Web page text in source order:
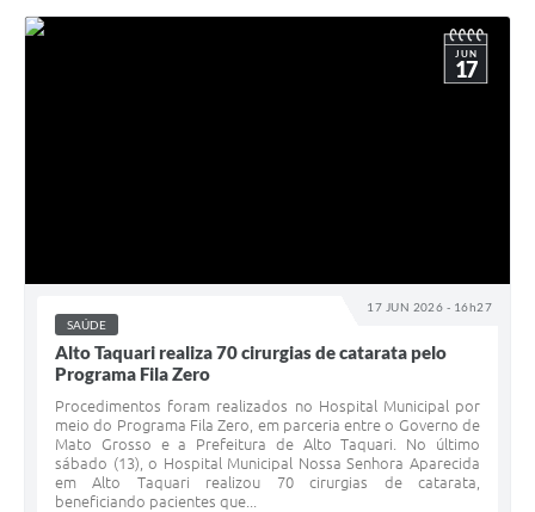
17 JUN 2026 - 16h27
JUN
17
SAÚDE
Alto Taquari realiza 70 cirurgias de catarata pelo
Programa Fila Zero
Procedimentos foram realizados no Hospital Municipal por
meio do Programa Fila Zero, em parceria entre o Governo de
Mato Grosso e a Prefeitura de Alto Taquari. No último
sábado (13), o Hospital Municipal Nossa Senhora Aparecida
em Alto Taquari realizou 70 cirurgias de catarata,
beneficiando pacientes que...